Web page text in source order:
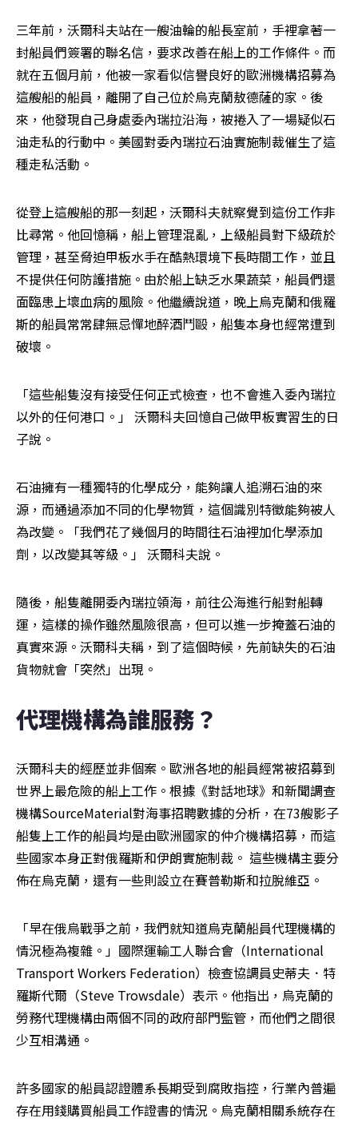
三年前，沃爾科夫站在一艘油輪的船長室前，手裡拿著一
封船員們簽署的聯名信，要求改善在船上的工作條件。而
就在五個月前，他被一家看似信譽良好的歐洲機構招募為
這艘船的船員，離開了自己位於烏克蘭敖德薩的家。後
來，他發現自己身處委內瑞拉沿海，被捲入了一場疑似石
油走私的行動中。美國對委內瑞拉石油實施制裁催生了這
種走私活動。
從登上這艘船的那一刻起，沃爾科夫就察覺到這份工作非
比尋常。他回憶稱，船上管理混亂，上級船員對下級疏於
管理，甚至脅迫甲板水手在酷熱環境下長時間工作，並且
不提供任何防護措施。由於船上缺乏水果蔬菜，船員們還
面臨患上壞血病的風險。他繼續說道，晚上烏克蘭和俄羅
斯的船員常常肆無忌憚地醉酒鬥毆，船隻本身也經常遭到
破壞。
「這些船隻沒有接受任何正式檢查，也不會進入委內瑞拉
以外的任何港口。」 沃爾科夫回憶自己做甲板實習生的日
子說。
石油擁有一種獨特的化學成分，能夠讓人追溯石油的來
源，而通過添加不同的化學物質，這個識別特徵能夠被人
為改變。「我們花了幾個月的時間往石油裡加化學添加
劑，以改變其等級。」 沃爾科夫說。
隨後，船隻離開委內瑞拉領海，前往公海進行船對船轉
運，這樣的操作雖然風險很高，但可以進一步掩蓋石油的
真實來源。沃爾科夫稱，到了這個時候，先前缺失的石油
貨物就會「突然」出現。
代理機構為誰服務？
沃爾科夫的經歷並非個案。歐洲各地的船員經常被招募到
世界上最危險的船上工作。根據《對話地球》和新聞調查
機構SourceMaterial對海事招聘數據的分析，在73艘影子
船隻上工作的船員均是由歐洲國家的仲介機構招募，而這
些國家本身正對俄羅斯和伊朗實施制裁。 這些機構主要分
佈在烏克蘭，還有一些則設立在賽普勒斯和拉脫維亞。
「早在俄烏戰爭之前，我們就知道烏克蘭船員代理機構的
情況極為複雜。」國際運輸工人聯合會（International
Transport Workers Federation）檢查協調員史蒂夫．特
羅斯代爾（Steve Trowsdale）表示。他指出，烏克蘭的
勞務代理機構由兩個不同的政府部門監管，而他們之間很
少互相溝通。
許多國家的船員認證體系長期受到腐敗指控，行業內普遍
存在用錢購買船員工作證書的情況。烏克蘭相關系統存在